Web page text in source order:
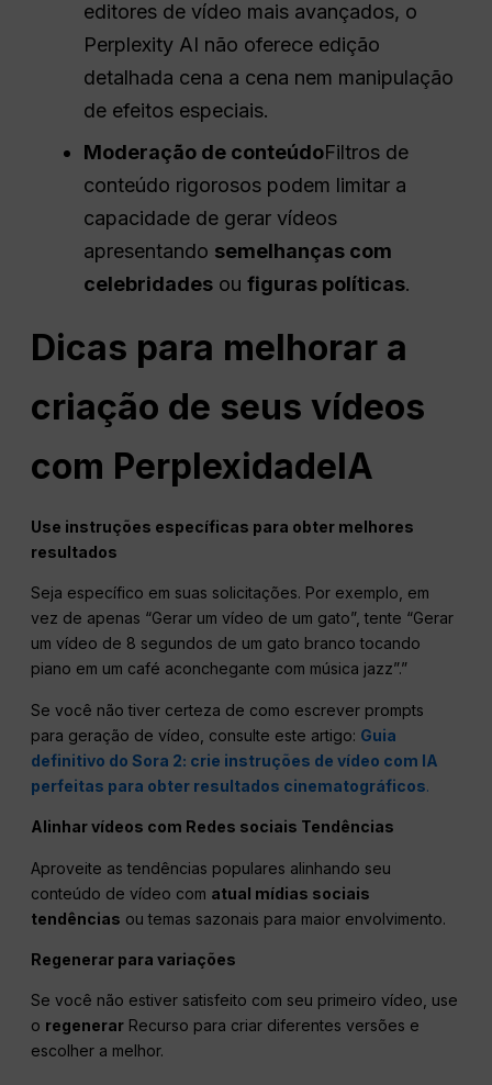
editores de vídeo mais avançados, o
Perplexity AI não oferece edição
detalhada cena a cena nem manipulação
de efeitos especiais.
Moderação de conteúdoFiltros de
conteúdo rigorosos podem limitar a
capacidade de gerar vídeos
apresentando semelhanças com
celebridades oufiguras políticas.
Dicas para melhorar a
criação de seus vídeos
com PerplexidadeIA
Use instruções específicas para obter melhores
resultados
Seja específico em suas solicitações. Por exemplo, em
vez de apenas “Gerar um vídeo de um gato”, tente “Gerar
um vídeo de 8 segundos de um gato branco tocando
piano em um café aconchegante com música jazz”.”
Se você não tiver certeza de como escrever prompts
para geração de vídeo, consulte este artigo: Guia
definitivo do Sora 2: crie instruções de vídeo com IA
perfeitas para obter resultados cinematográficos.
Alinhar vídeos com Redes sociais Tendências
Aproveite as tendências populares alinhando seu
conteúdo de vídeo com atual mídias sociais
tendências ou temas sazonais para maior envolvimento.
Regenerar para variações
Se você não estiver satisfeito com seu primeiro vídeo, use
o regenerar Recurso para criar diferentes versões e
escolher a melhor.